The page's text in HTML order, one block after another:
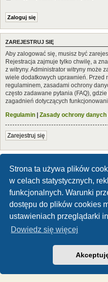
Strona ta używa plików
w celach statystycznych,
funkcjonalnych. Warunki
dostępu do plików cookies
ustawieniach przeglądarki
Dowiedz się więcej
ZAREJESTRUJ SIĘ
Aby zalogować się, musisz być
Rejestracja zajmuje tylko chwilę, a
z witryny. Administrator witryny może
wiele dodatkowych uprawnień. Przed
regulaminem, zasadami ochrony
często zadawane pytania (FAQ),
zagadnień dotyczących
Regulamin | Zasady ochrony
Zarejestruj się
Technologię dostarczaphpBB®
Zasady ochrony